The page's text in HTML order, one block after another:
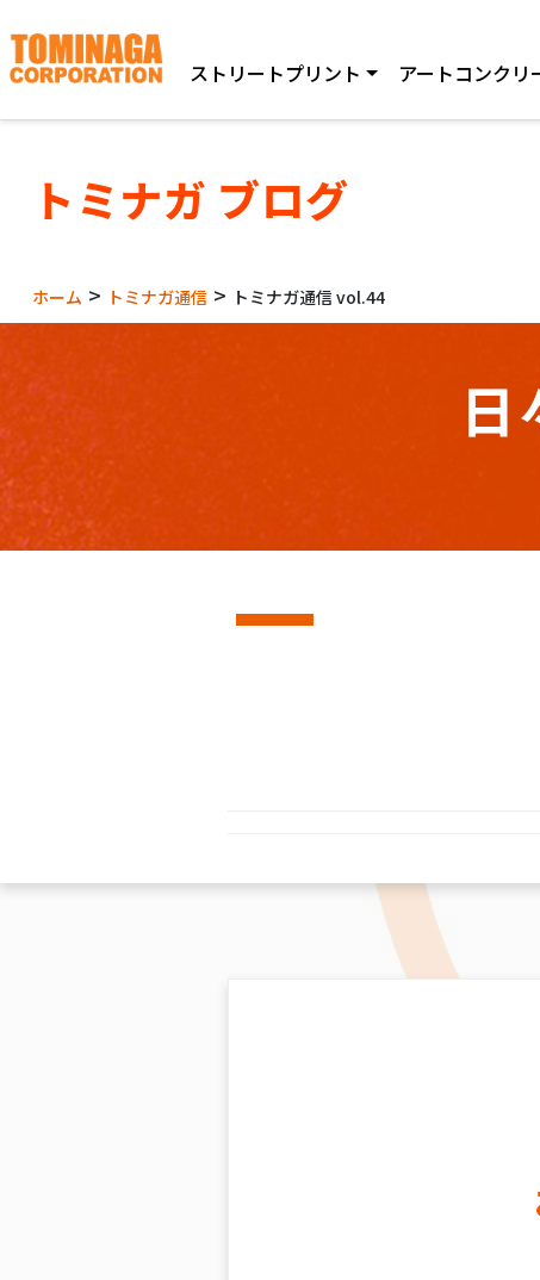
ストリートプリント アートコンクリ
トミナガ ブログ
ホーム > トミナガ通信 > トミナガ通信 vol.44
日